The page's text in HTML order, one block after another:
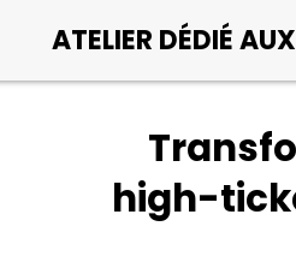
ATELIER DÉDIÉ
high-